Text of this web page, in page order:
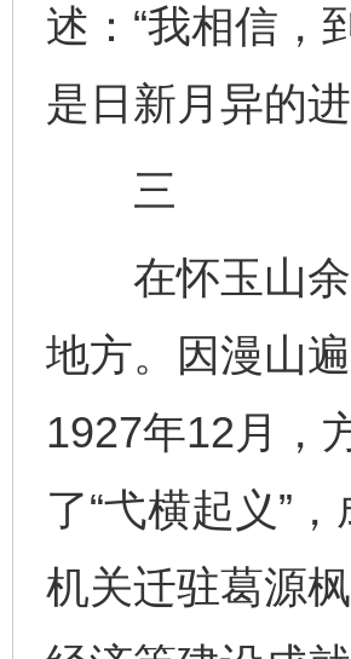
述：“我相信，
是日新月异的
三
在怀玉山余
地方。因漫山
1927年12月，
了“弋横起义”
机关迁驻葛源